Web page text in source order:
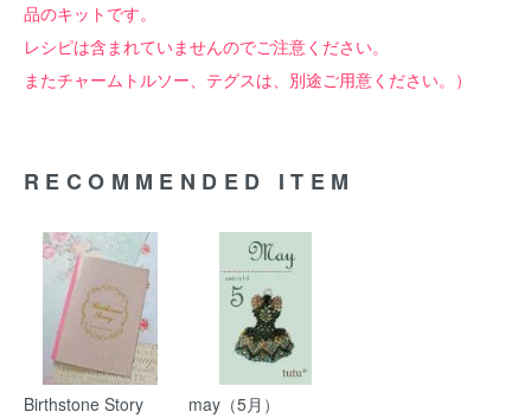
品のキットです。
レシピは含まれていませんのでご注意ください。
またチャームトルソー、テグスは、別途ご用意ください。）
RECOMMENDED ITEM
Birthstone Story may（5月）